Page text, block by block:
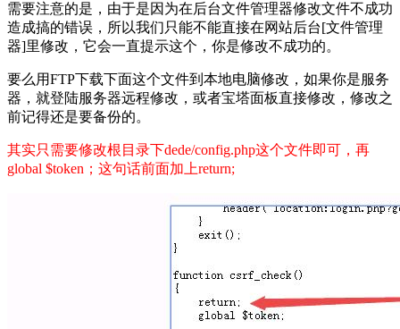
需要注意的是，由于是因为在后台文件管理器修改文件不成功
造成搞的错误，所以我们只能不能直接在网站后台[文件管理
器]里修改，它会一直提示这个，你是修改不成功的。
要么用FTP下载下面这个文件到本地电脑修改，如果你是服务
器，就登陆服务器远程修改，或者宝塔面板直接修改，修改之
前记得还是要备份的。
其实只需要修改根目录下dede/config.php这个文件即可，再
global $token；这句话前面加上return;